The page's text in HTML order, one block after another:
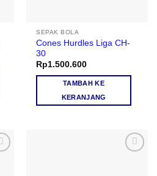
SEPAK BOLA
Cones Hurdles Liga CH-
30
Rp1.500.600
TAMBAH KE
KERANJANG